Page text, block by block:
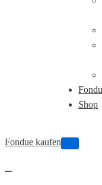
Shop
Fondue kaufen